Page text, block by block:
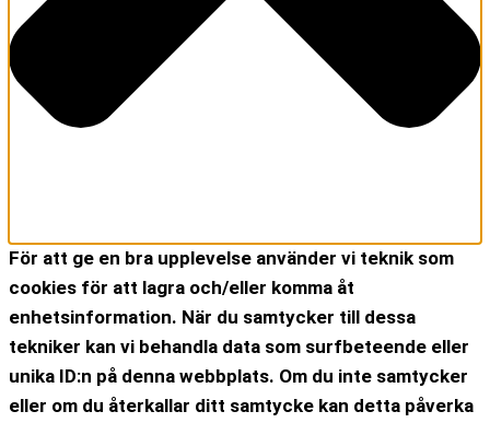
För att ge en bra upplevelse använder vi teknik som
cookies för att lagra och/eller komma åt
enhetsinformation. När du samtycker till dessa
tekniker kan vi behandla data som surfbeteende eller
unika ID:n på denna webbplats. Om du inte samtycker
eller om du återkallar ditt samtycke kan detta påverka